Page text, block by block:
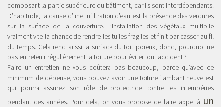
composant la partie supérieure du bâtiment, car ils sont interdépendants.
D’habitude, la cause d’une infiltration d’eau est la présence des verdures
sur la surface de la couverture. L’installation des végétaux multiplie
vraiment vite la chance de rendre les tuiles fragiles et finit par casser au fil
du temps. Cela rend aussi la surface du toit poreux, donc, pourquoi ne
pas entretenir régulièrement la toiture pour éviter tout accident ?
Faire un entretien ne vous coûtera pas beaucoup, parce qu’avec ce
minimum de dépense, vous pouvez avoir une toiture flambant neuve est
qui pourra assurez son rôle de protectrice contre les intempéries
pendant des années. Pour cela, on vous propose de faire appel à un